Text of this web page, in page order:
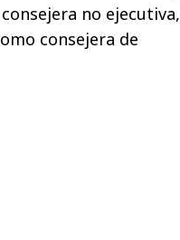
no ejecutiva,
consejera de